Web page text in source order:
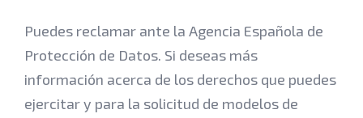
Puedes reclamar ante la Agencia Española de
Protección de Datos. Si deseas más
información acerca de los derechos que puedes
ejercitar y para la solicitud de modelos de